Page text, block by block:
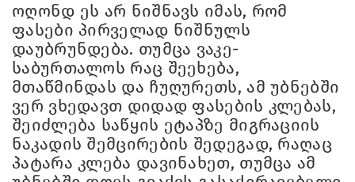
ოღონდ ეს არ ნიშნავს იმას, რომ
ფასები პირველად ნიშნულს
დაუბრუნდება. თუმცა ვაკე-
საბურთალოს რაც შეეხება,
მთაწმინდას და ჩუღურეთს, ამ უბნებში
ვერ ვხედავთ დიდად ფასების კლებას,
შეიძლება საწყის ეტაპზე მიგრაციის
ნაკადის შემცირების შედეგად, რაღაც
პატარა კლება დავინახეთ, თუმცა ამ